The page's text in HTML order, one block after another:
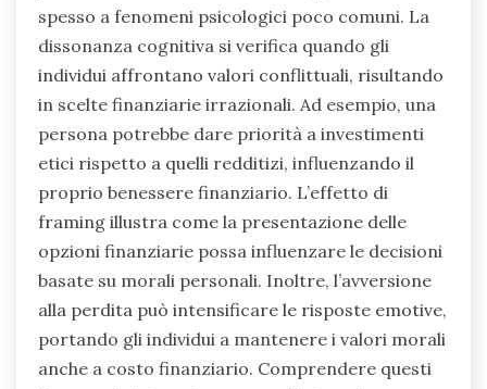
spesso a fenomeni psicologici poco comuni. La
dissonanza cognitiva si verifica quando gli
individui affrontano valori conflittuali, risultando
in scelte finanziarie irrazionali. Ad esempio, una
persona potrebbe dare priorità a investimenti
etici rispetto a quelli redditizi, influenzando il
proprio benessere finanziario. L’effetto di
framing illustra come la presentazione delle
opzioni finanziarie possa influenzare le decisioni
basate su morali personali. Inoltre, l’avversione
alla perdita può intensificare le risposte emotive,
portando gli individui a mantenere i valori morali
anche a costo finanziario. Comprendere questi